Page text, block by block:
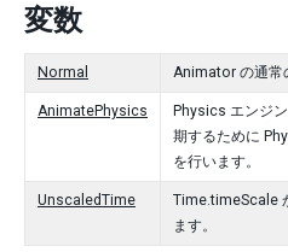
変数
Normal Animator の通常
AnimatePhysics
Physics エンジ
期するために
を行います。
UnscaledTime
Time.timeScale
ます。